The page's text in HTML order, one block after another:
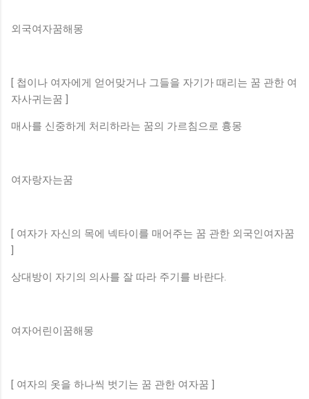
외국여자꿈해몽
[ 첩이나 여자에게 얻어맞거나 그들을 자기가 때리는 꿈 관한 여
자사귀는꿈 ]
매사를 신중하게 처리하라는 꿈의 가르침으로 흉몽
여자랑자는꿈
[ 여자가 자신의 목에 넥타이를 매어주는 꿈 관한 외국인여자꿈
]
상대방이 자기의 의사를 잘 따라 주기를 바란다.
여자어린이꿈해몽
[ 여자의 옷을 하나씩 벗기는 꿈 관한 여자꿈 ]